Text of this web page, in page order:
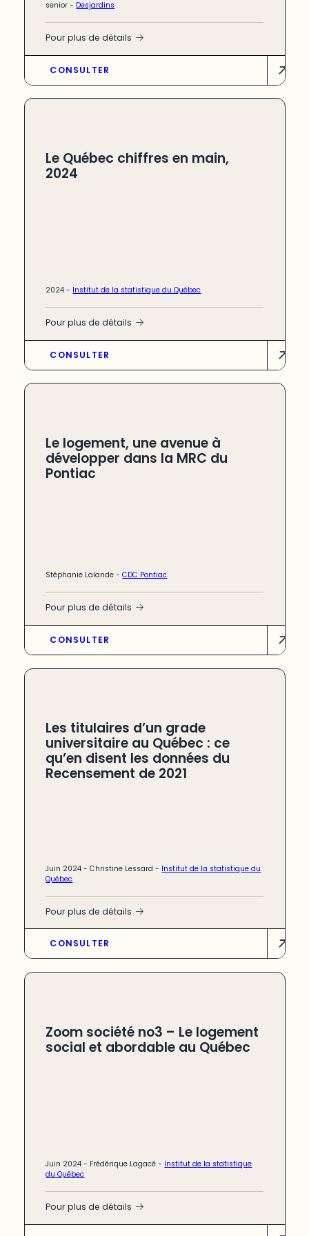
senior - Desjardins
Pour plus de détails
CONSULTER
Le Québec chiffres en main,
2024
2024 - Institut de la statistique du Québec
Pour plus de détails
CONSULTER
Le logement, une avenue à
développer dans la MRC du
Pontiac
Stéphanie Lalande -CDC Pontiac
Pour plus de détails
CONSULTER
Les titulaires d’un grade
universitaire au Québec : ce
qu’en disent les données du
Recensement de 2021
Juin 2024 -Christine Lessard - Institut de la statistique du
Québec
Pour plus de détails
CONSULTER
Zoom société no3 – Le logement
social et abordable au Québec
Juin 2024 - Frédérique Lagacé - Institut de la statistique
du Québec
Pour plus de détails
Le logement est essentiel pour le bien-